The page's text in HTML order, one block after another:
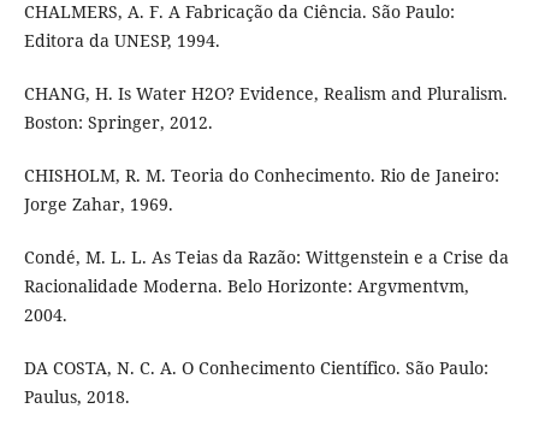
CHALMERS, A. F. A Fabricação da Ciência. São Paulo:
Editora da UNESP, 1994.
CHANG, H. Is Water H2O? Evidence, Realism and Pluralism.
Boston: Springer, 2012.
CHISHOLM, R. M. Teoria do Conhecimento. Rio de Janeiro:
Jorge Zahar, 1969.
Condé, M. L. L. As Teias da Razão: Wittgenstein e a Crise da
Racionalidade Moderna. Belo Horizonte: Argvmentvm,
2004.
DA COSTA, N. C. A. O Conhecimento Científico. São Paulo:
Paulus, 2018.